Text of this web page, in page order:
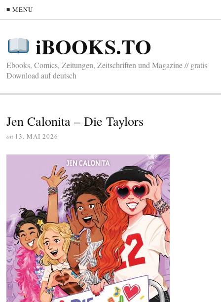
≡ MENU
iBOOKS.TO
Ebooks, Comics, Zeitungen, Zeitschriften und Magazine // gratis
Download auf deutsch
Jen Calonita – Die Taylors
on 13. MAI 2026